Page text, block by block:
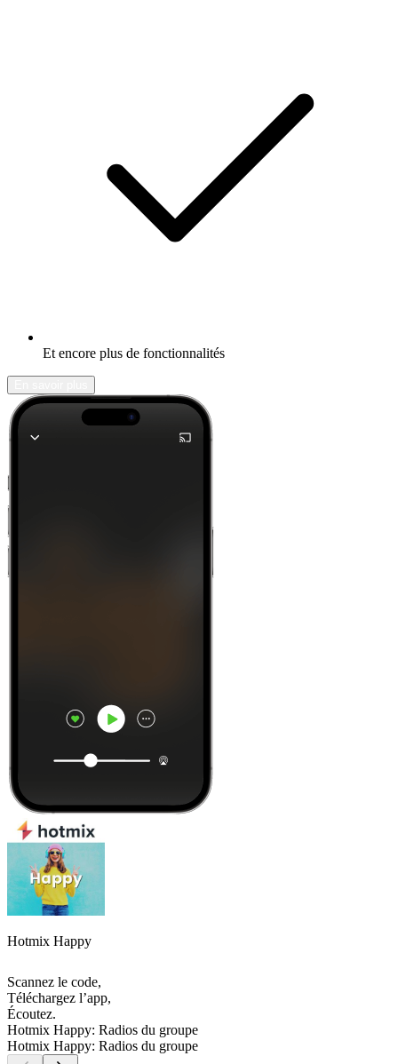
Et encore plus de fonctionnalités
Hotmix Happy
Scannez le code,
Téléchargez l’app,
Écoutez.
Hotmix Happy: Radios du groupe
Hotmix Happy: Radios du groupe